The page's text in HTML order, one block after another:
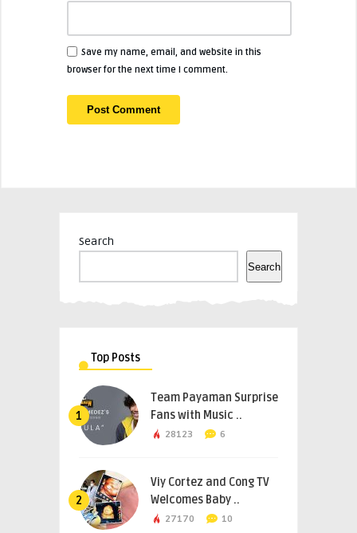
Save my name, email, and website in this
browser for the next time I comment.
Search
Search
Top Posts
1
Team Payaman Surprise
Fans with Music ..
28123 6
2
Viy Cortez and Cong TV
Welcomes Baby ..
27170 10